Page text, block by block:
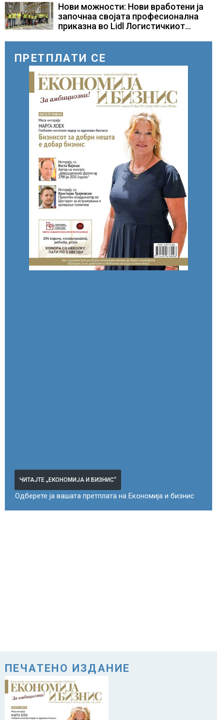
СЛОВЕНИЈА
Нови можности: Нови вработени ја
започнаа својата професионална
приказна во Lidl Логистичкиот
ПРЕТПЛАТИ СЕ
ЧИТАЈТЕ „ЕКОНОМИЈА И БИЗНИС“
Одберете ја вашата претплата на Економија и бизнис
ПЕЧАТЕНО ИЗДАНИЕ